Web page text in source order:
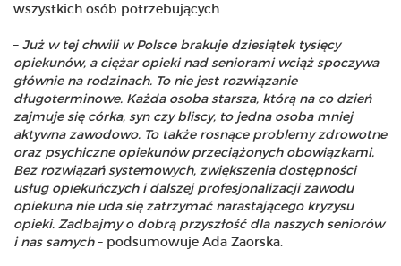
wszystkich osób potrzebujących.
– Już w tej chwili w Polsce brakuje dziesiątek tysięcy
opiekunów, a ciężar opieki nad seniorami wciąż spoczywa
głównie na rodzinach. To nie jest rozwiązanie
długoterminowe. Każda osoba starsza, którą na co dzień
zajmuje się córka, syn czy bliscy, to jedna osoba mniej
aktywna zawodowo. To także rosnące problemy zdrowotne
oraz psychiczne opiekunów przeciążonych obowiązkami.
Bez rozwiązań systemowych, zwiększenia dostępności
usług opiekuńczych i dalszej profesjonalizacji zawodu
opiekuna nie uda się zatrzymać narastającego kryzysu
opieki. Zadbajmy o dobrą przyszłość dla naszych seniorów
i nas samych– podsumowuje Ada Zaorska.